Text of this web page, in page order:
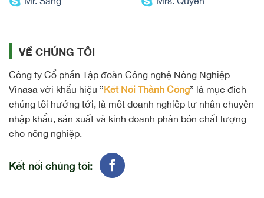
VỀ CHÚNG TÔI
Công ty Cổ phần Tập đoàn Công nghệ Nông Nghiệp
Vinasa với khẩu hiệu ”Kết Nối Thành Công” là mục đích
chúng tôi hướng tới, là một doanh nghiệp tư nhân chuyên
nhập khẩu, sản xuất và kinh doanh phân bón chất lượng
cho nông nghiệp.
Kết nối chúng tôi: